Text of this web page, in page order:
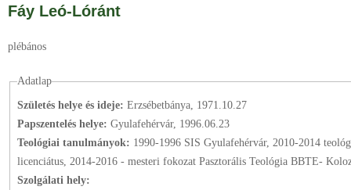
Fáy Leó-Lóránt
plébános
Adatlap
Születés helye és ideje: Erzsébetbánya, 1971.10.27
Papszentelés helye: Gyulafehérvár, 1996.06.23
Teológiai tanulmányok: 1990-1996 SIS Gyulafehérvár, 2010-2014 teológiai
licenciátus, 2014-2016 - mesteri fokozat Pasztorális Teológia BBTE-
Szolgálati hely: